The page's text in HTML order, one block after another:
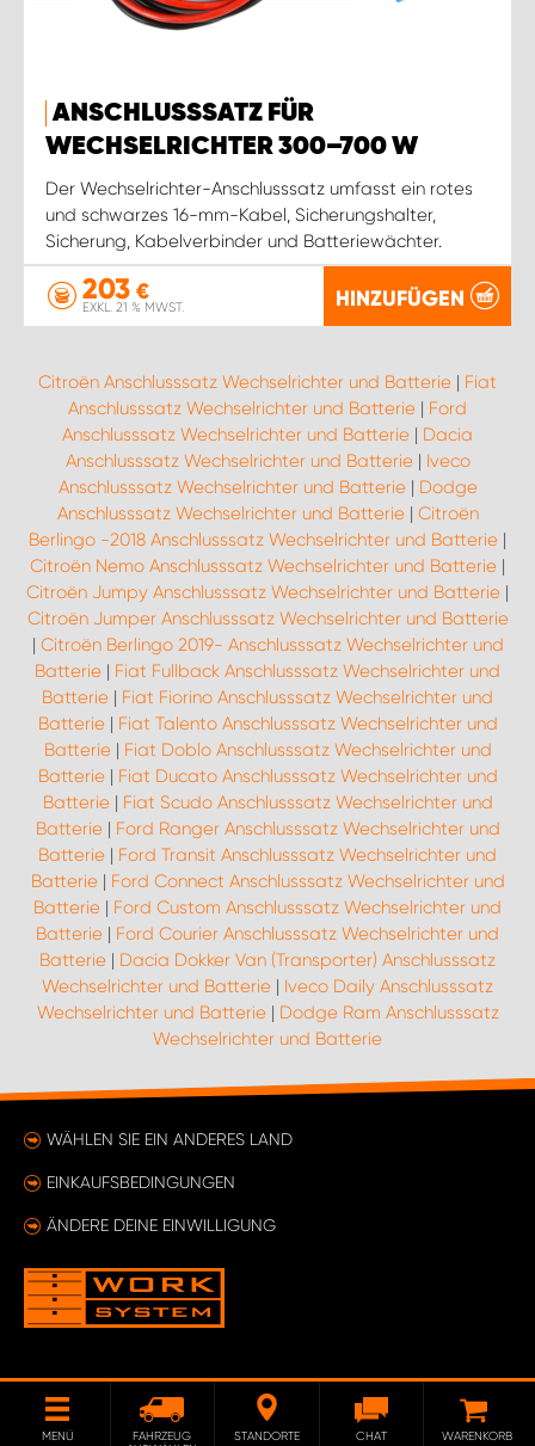
ANSCHLUSSSATZ FÜR
WECHSELRICHTER 300–700 W
Der Wechselrichter-Anschlusssatz umfasst ein rotes
und schwarzes 16-mm-Kabel, Sicherungshalter,
Sicherung, Kabelverbinder und Batteriewächter.
203 €
EXKL. 21 % MWST. HINZUFÜGEN
Citroën Anschlusssatz Wechselrichter und Batterie | Fiat
Anschlusssatz Wechselrichter und Batterie | Ford
Anschlusssatz Wechselrichter und Batterie | Dacia
Anschlusssatz Wechselrichter und Batterie| Iveco
Anschlusssatz Wechselrichter und Batterie| Dodge
Anschlusssatz Wechselrichter und Batterie| Citroën
Berlingo -2018 Anschlusssatz Wechselrichter und Batterie |
Citroën Nemo Anschlusssatz Wechselrichter und Batterie |
Citroën Jumpy Anschlusssatz Wechselrichter und Batterie |
Citroën Jumper Anschlusssatz Wechselrichter und Batterie
| Citroën Berlingo 2019- Anschlusssatz Wechselrichter und
Batterie | Fiat Fullback Anschlusssatz Wechselrichter und
Batterie | Fiat Fiorino Anschlusssatz Wechselrichter und
Batterie| Fiat Talento Anschlusssatz Wechselrichter und
Batterie| Fiat Doblo Anschlusssatz Wechselrichter und
Batterie| Fiat Ducato Anschlusssatz Wechselrichter und
Batterie| Fiat Scudo Anschlusssatz Wechselrichter und
Batterie| Ford Ranger Anschlusssatz Wechselrichter und
Batterie | Ford Transit Anschlusssatz Wechselrichter und
Batterie| Ford Connect Anschlusssatz Wechselrichter und
Batterie | Ford Custom Anschlusssatz Wechselrichter und
Batterie | Ford Courier Anschlusssatz Wechselrichter und
Batterie | Dacia Dokker Van (Transporter) Anschlusssatz
Wechselrichter und Batterie | Iveco Daily Anschlusssatz
Wechselrichter und Batterie| Dodge Ram Anschlusssatz
Wechselrichter und Batterie
WÄHLEN SIE EIN ANDERES LAND
EINKAUFSBEDINGUNGEN
ÄNDERE DEINE EINWILLIGUNG
MENÜ
FAHRZEUG
STANDORTE CHAT WARENKORB